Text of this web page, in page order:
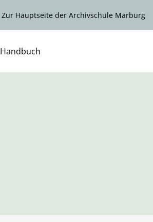
Zur Hauptseite der Archivschule Marburg
Handbuch